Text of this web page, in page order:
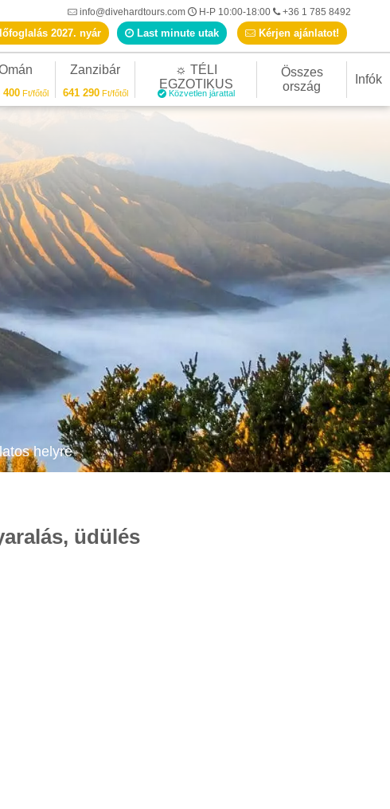
info@divehardtours.com H-P 10:00-18:00
+36 1 785 8492
2027. nyár Last minute utak Kérjen ajánlatot!
400Ft/főtől
Zanzibár
641 290Ft/főtől
☼ TÉLI
EGZOTIKUS
Közvetlen járattal
Összes
ország
Infók
helyre
üdülés